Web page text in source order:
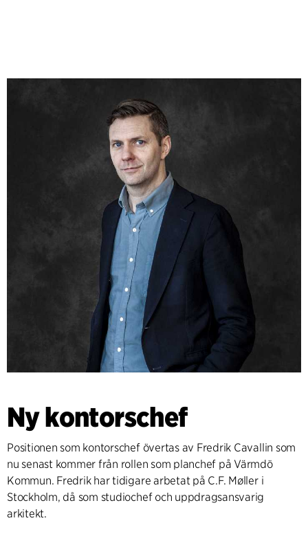
Ny kontorschef
Positionen som kontorschef övertas av Fredrik Cavallin som
nu senast kommer från rollen som planchef på Värmdö
Kommun. Fredrik har tidigare arbetat på C.F. Møller i
Stockholm, då som studiochef och uppdragsansvarig
arkitekt.